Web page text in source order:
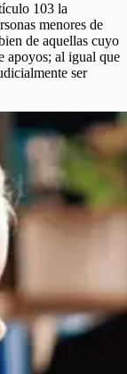
103 la
menores de
de aquellas cuyo
apoyos; al igual que
ser